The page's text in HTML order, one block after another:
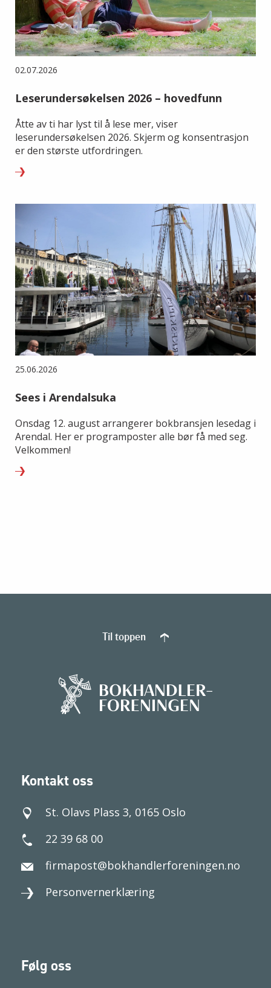
02.07.2026
Leserundersøkelsen 2026 – hovedfunn
Åtte av ti har lyst til å lese mer, viser
leserundersøkelsen 2026. Skjerm og konsentrasjon
er den største utfordringen.
25.06.2026
Sees i Arendalsuka
Onsdag 12. august arrangerer bokbransjen lesedag i
Arendal. Her er programposter alle bør få med seg.
Velkommen!
Kontakt oss
St. Olavs Plass 3, 0165 Oslo
22 39 68 00
firmapost@bokhandlerforeningen.no
Personvernerklæring
Følg oss
Til toppen